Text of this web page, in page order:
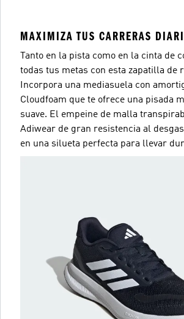
MAXIMIZA TUS CARRERAS
Tanto en la pista como en la cinta de
todas tus metas con esta zapatilla de
Incorpora una mediasuela con
Cloudfoam que te ofrece una pisada
suave. El empeine de malla
Adiwear de gran resistencia al
en una silueta perfecta para llevar